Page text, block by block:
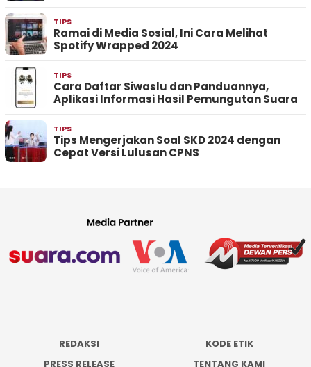
TIPS
Ramai di Media Sosial, Ini Cara Melihat
Spotify Wrapped 2024
TIPS
Cara Daftar Siwaslu dan Panduannya,
Aplikasi Informasi Hasil Pemungutan Suara
TIPS
Tips Mengerjakan Soal SKD 2024 dengan
Cepat Versi Lulusan CPNS
REDAKSI
KODE ETIK
PRESS RELEASE
TENTANG KAMI